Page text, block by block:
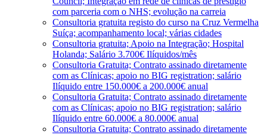
com parceria com o NHS; evolução na carreia
Consultoria gratuita registo do curso na Cruz Vermelha
Suíça; acompanhamento local; várias cidades
Consultoria gratuita; Apoio na Integração; Hospital
Holanda; Salário 3.700€ Ilíquidos/mês
Consultoria Gratuita; Contrato assinado diretamente
com as Clínicas; apoio no BIG registration; salário
Ilíquido entre 150.000€ a 200.000€ anual
Consultoria Gratuita; Contrato assinado diretamente
com as Clínicas; apoio no BIG registration; salário
Ilíquido entre 60.000€ a 80.000€ anual
Consultoria Gratuita; Contrato assinado diretamente